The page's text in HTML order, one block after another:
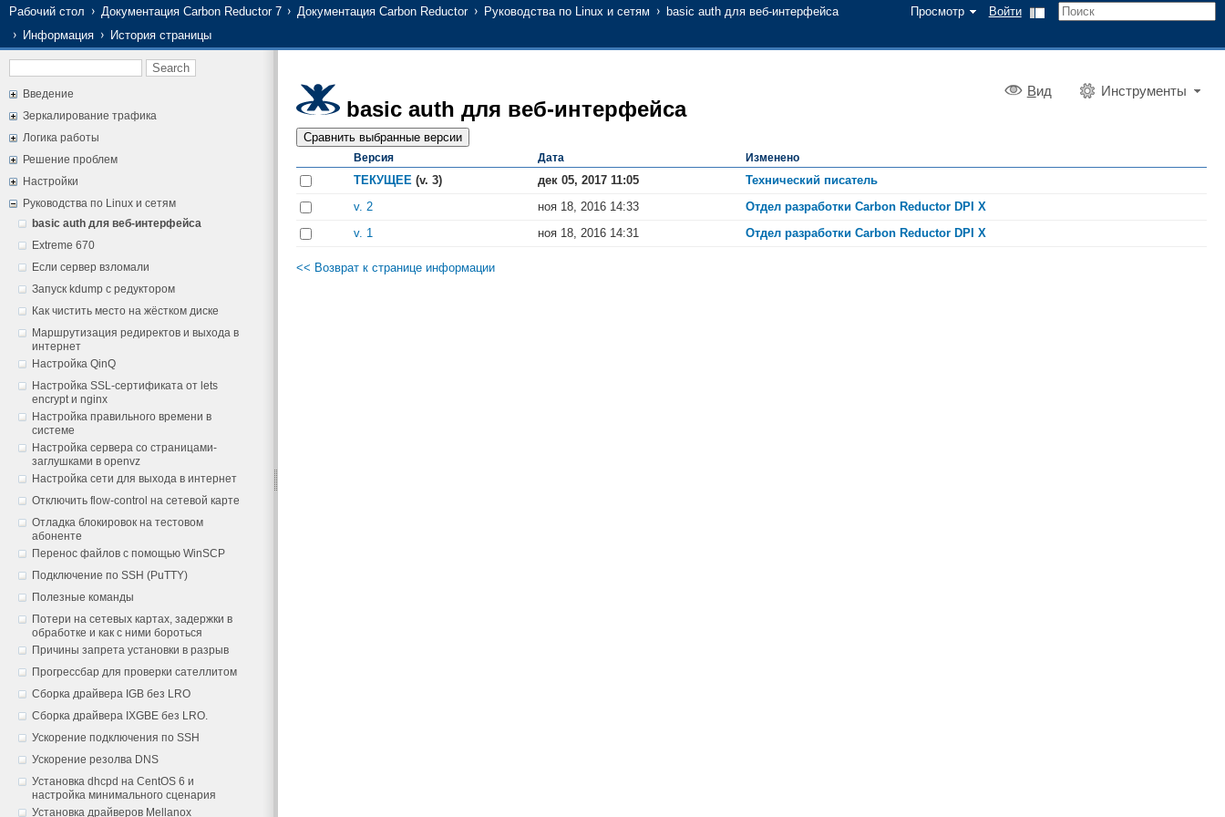
Просмотр Войти
Рабочий стол Документация Carbon Reductor 7 Документация Carbon Reductor Руководства по Linux и сетям
basic auth для веб-интерфейса
Информация
История страницы
Введение
Зеркалирование трафика
Логика работы
Решение проблем
Настройки
Руководства по Linux и сетям
basic auth для веб-интерфейса
Extreme 670
Если сервер взломали
Запуск kdump с редуктором
Как чистить место на жёстком диске
Маршрутизация редиректов и выхода в
интернет
Настройка QinQ
Настройка SSL-сертификата от lets
encrypt и nginx
Настройка правильного времени в
системе
Настройка сервера со страницами-
заглушками в openvz
Настройка сети для выхода в интернет
Отключить flow-control на сетевой карте
Отладка блокировок на тестовом
абоненте
Перенос файлов с помощью WinSCP
Подключение по SSH (PuTTY)
Полезные команды
Потери на сетевых картах, задержки в
обработке и как с ними бороться
Причины запрета установки в разрыв
Прогрессбар для проверки сателлитом
Сборка драйвера IGB без LRO
Сборка драйвера IXGBE без LRO.
Ускорение подключения по SSH
Ускорение резолва DNS
Установка dhcpd на CentOS 6 и
настройка минимального сценария
Установка драйверов Mellanox
Вид Инструменты
basic auth для веб-интерфейса
Версия Дата Изменено
ТЕКУЩЕЕ (v. 3) дек 05, 2017 11:05
Технический писатель
v. 2
ноя 18, 2016 14:33
Отдел разработки Carbon Reductor DPI X
v. 1
ноя 18, 2016 14:31 Отдел разработки Carbon Reductor DPI X
<< Возврат к странице информации